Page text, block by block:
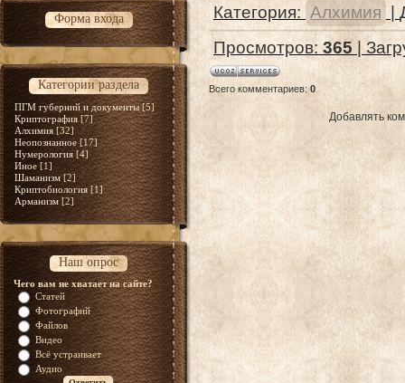
Форма входа
Категории раздела
ПГМ губерний и документы [5]
Криптография [7]
Алхимия [32]
Неопознанное [17]
Нумерология [4]
Иное [1]
Шаманизм [2]
Криптобиология [1]
Арманизм [2]
Наш опрос
Чего вам не хватает на сайте?
Статей
Фотографий
Файлов
Видео
Всё устраивает
Аудио
Категория: Алхимия
Просмотров:365 |
Всего комментариев:0
Добавлять